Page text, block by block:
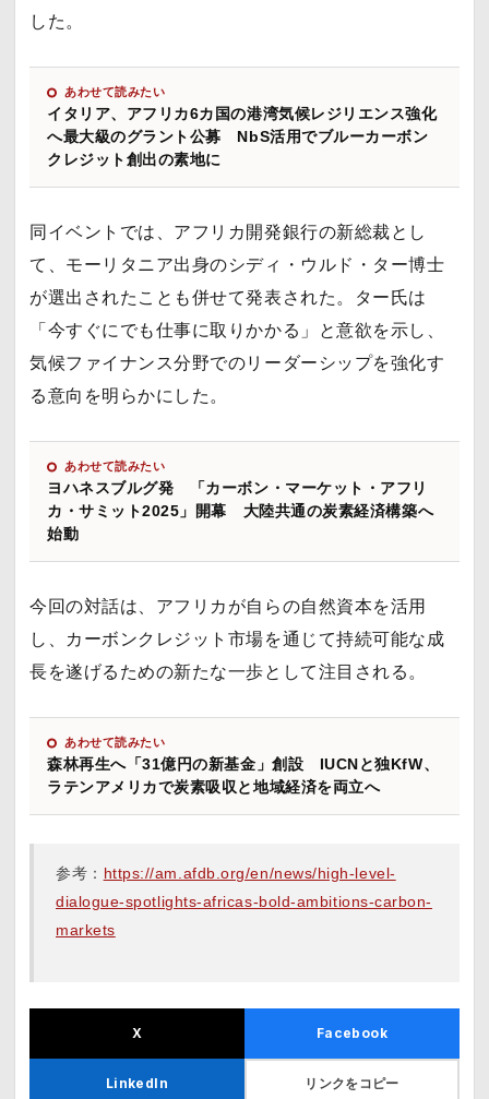
した。
あわせて読みたい
イタリア、アフリカ6カ国の港湾気候レジリエンス強化
へ最大級のグラント公募 NbS活用でブルーカーボン
クレジット創出の素地に
同イベントでは、アフリカ開発銀行の新総裁とし
て、モーリタニア出身のシディ・ウルド・ター博士
が選出されたことも併せて発表された。ター氏は
「今すぐにでも仕事に取りかかる」と意欲を示し、
気候ファイナンス分野でのリーダーシップを強化す
る意向を明らかにした。
あわせて読みたい
ヨハネスブルグ発 「カーボン・マーケット・アフリ
カ・サミット2025」開幕 大陸共通の炭素経済構築へ
始動
今回の対話は、アフリカが自らの自然資本を活用
し、カーボンクレジット市場を通じて持続可能な成
長を遂げるための新たな一歩として注目される。
あわせて読みたい
森林再生へ「31億円の新基金」創設 IUCNと独KfW、
ラテンアメリカで炭素吸収と地域経済を両立へ
参考： https://am.afdb.org/en/news/high-level-
dialogue-spotlights-africas-bold-ambitions-carbon-
markets
X Facebook
LinkedIn リンクをコピー